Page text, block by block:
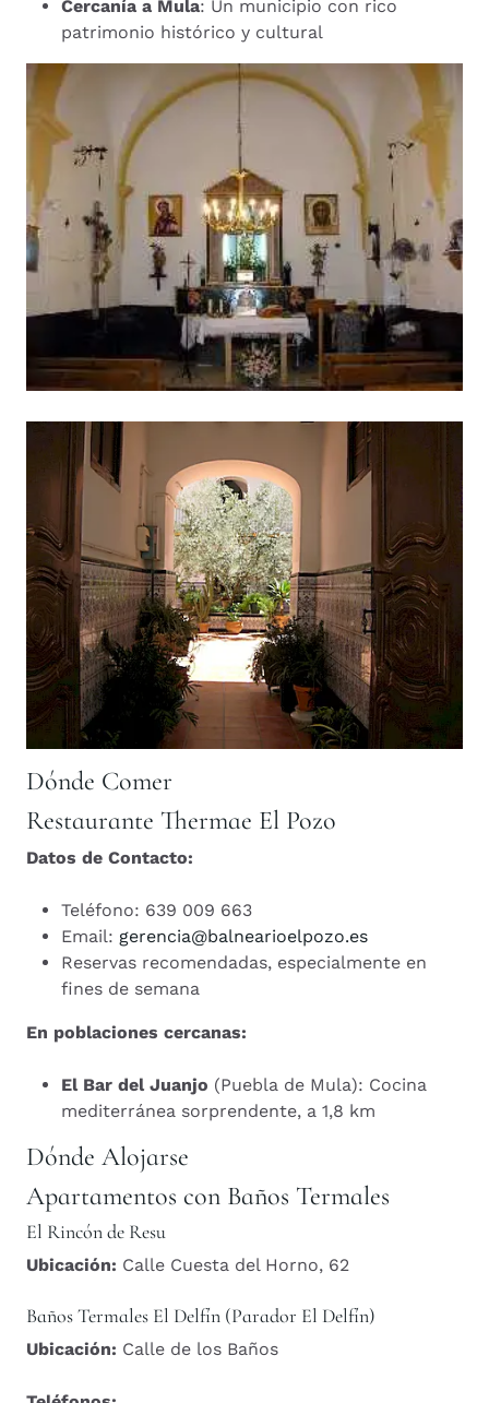
Cercanía a Mula: Un municipio con rico
patrimonio histórico y cultural
Dónde Comer
Restaurante Thermae El Pozo
Datos de Contacto:
Teléfono: 639 009 663
Email: gerencia@balnearioelpozo.es
Reservas recomendadas, especialmente en
fines de semana
En poblaciones cercanas:
El Bar del Juanjo (Puebla de Mula): Cocina
mediterránea sorprendente, a 1,8 km
Dónde Alojarse
Apartamentos con Baños Termales
El Rincón de Resu
Ubicación: Calle Cuesta del Horno, 62
Baños Termales El Delfín (Parador El Delfín)
Ubicación: Calle de los Baños